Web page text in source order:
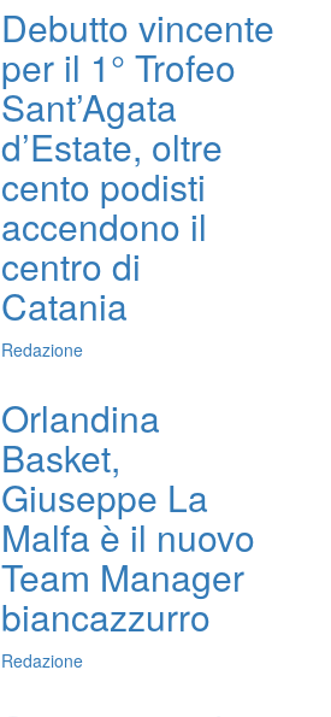
Debutto vincente
per il 1° Trofeo
Sant’Agata
d’Estate, oltre
cento podisti
accendono il
centro di
Catania
Redazione
Orlandina
Basket,
Giuseppe La
Malfa è il nuovo
Team Manager
biancazzurro
Redazione